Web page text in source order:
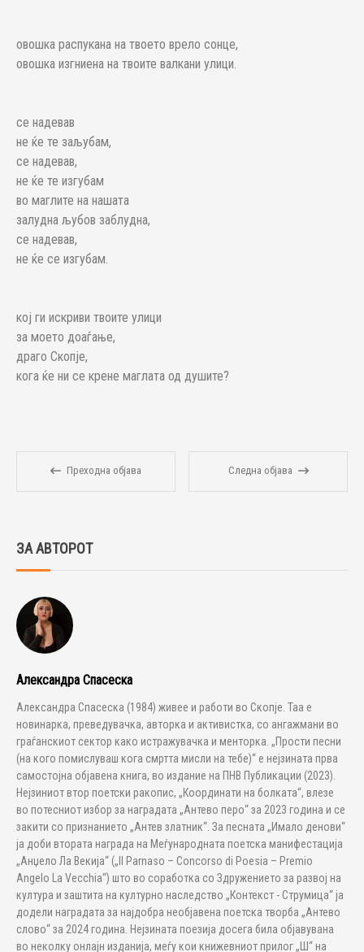
овошка распукана на твоето врело сонце,
овошка изгниена на твоите валкани улици.
се надевав
не ќе те заљубам,
се надевав,
не ќе те изгубам
во маглите на нашата
залудна љубов заблудна,
се надевав,
не ќе се изгубам.
кој ги искриви твоите улици
за моето доаѓање,
драго Скопје,
кога ќе ни се крене маглата од душите?
Преходна објава Следна објава
ЗА АВТОРОТ
Александра Спасеска
Александра Спасеска (1984) живее и работи во Скопје. Таа е
новинарка, преведувачка, авторка и активистка, со ангажмани во
граѓанскиот сектор како истражувачка и менторка. „Прости песни
(на кого помислуваш кога смртта мисли на тебе)“ е нејзината прва
самостојна објавена книга, во издание на ПНВ Публикации (2023).
Нејзиниот втор поетски ракопис, „Координати на болката“, влезе
во потесниот избор за наградата „Антево перо“ за 2023 година и се
закити со признанието „Антев златник“. За песната „Имало денови“
ја доби втората награда на Меѓународната поетска манифестација
„Анџело Ла Векија“ („Il Parnaso – Concorso di Poesia – Premio
Angelo La Vecchia“) што во соработка со Здружението за развој на
култура и заштита на културно наследство „Контекст - Струмица“ ја
додели наградата за најдобра необјавена поетска творба „Антево
слово“ за 2024 година. Нејзината поезија досега била објавувана
во неколку онлајн изданија, меѓу кои книжевниот прилог „Ш“ на